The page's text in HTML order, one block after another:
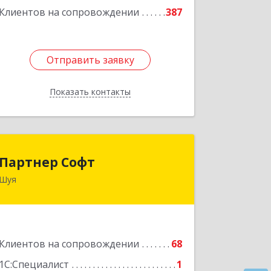
Клиентов на сопровождении 387
Отправить заявку
Показать контакты
Отправить заявку
Назад
Партнер Софт
Шуя
Клиентов на сопровождении
68
1С:Специалист
1
155900, Ивановская обл, Шуйский р-н,